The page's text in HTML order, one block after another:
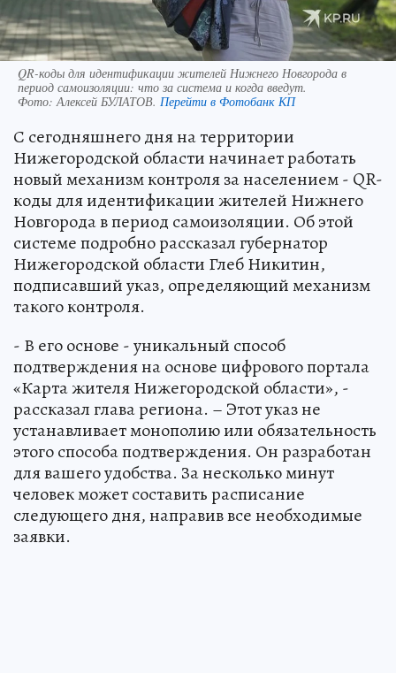
QR-коды для идентификации жителей Нижнего Новгорода в
период самоизоляции: что за система и когда введут.
Фото: Алексей БУЛАТОВ. Перейти в Фотобанк КП
С сегодняшнего дня на территории
Нижегородской области начинает работать
новый механизм контроля за населением - QR-
коды для идентификации жителей Нижнего
Новгорода в период самоизоляции. Об этой
системе подробно рассказал губернатор
Нижегородской области Глеб Никитин,
подписавший указ, определяющий механизм
такого контроля.
- В его основе - уникальный способ
подтверждения на основе цифрового портала
«Карта жителя Нижегородской области», -
рассказал глава региона. – Этот указ не
устанавливает монополию или обязательность
этого способа подтверждения. Он разработан
для вашего удобства. За несколько минут
человек может составить расписание
следующего дня, направив все необходимые
заявки.